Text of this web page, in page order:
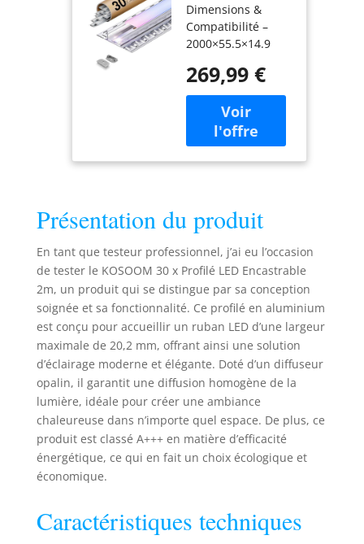
– Profil
Aluminium
pour Ruban
LED jusqu'à
20,2 mm –
Diffuseur
Opalin – Rail
LED pour
Plafond, Placo,
Mur – Kit
Dimensions &
Compatibilité –
2000×55.5×14.9
encastré pour
plaques de plâtre,
conçu pour rubans
LED jusqu’à 12mm
de largeur. Un
choix fiable aussi
bâtiment que pour
les particuliers
souhaitant créer
des lignes
modernes et
continues au
plafond ou au mur.
Solution idéale
pour cloison sèche
& projets
architecturaux :
Canal LED
spécialement
développé pour
architectes,
269,99 €
Présentation du produit
En tant que testeur professionnel, j’ai eu l’occasion
de tester le KOSOOM 30 x Profilé LED Encastrable
2m, un produit qui se distingue par sa conception
soignée et sa fonctionnalité. Ce profilé en aluminium
est conçu pour accueillir un ruban LED d’une largeur
maximale de 20,2 mm, offrant ainsi une solution
d’éclairage moderne et élégante. Doté d’un diffuseur
opalin, il garantit une diffusion homogène de la
lumière, idéale pour créer une ambiance
chaleureuse dans n’importe quel espace. De plus, ce
produit est classé A+++ en matière d’efficacité
énergétique, ce qui en fait un choix écologique et
économique.
Caractéristiques techniques